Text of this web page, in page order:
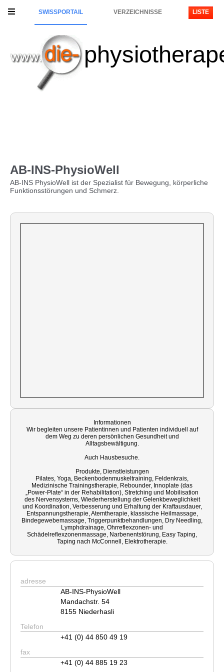
SWISSPORTAIL VERZEICHNISSE LISTE
AB-INS-PhysioWell
AB-INS PhysioWell ist der Spezialist für Bewegung, körperliche
Funktionsstörungen und Schmerz.
Informationen
Wir begleiten unsere Patientinnen und Patienten individuell auf
dem Weg zu deren persönlichen Gesundheit und
Alltagsbewältigung.
Auch Hausbesuche.
Produkte, Dienstleistungen
Pilates, Yoga, Beckenbodenmuskeltraining, Feldenkrais,
Medizinische Trainingstherapie, Rebounder, Innoplate (das
„Power-Plate“ in der Rehabilitation), Stretching und Mobilisation
des Nervensystems, Wiederherstellung der Gelenkbeweglichkeit
und Koordination, Verbesserung und Erhaltung der Kraftausdauer,
Entspannungstherapie, Atemtherapie, klassische Heilmassage,
Bindegewebemassage, Triggerpunktbehandlungen, Dry Needling,
Lymphdrainage, Ohrreflexzonen- und
Schädelreflexzonenmassage, Narbenentstörung, Easy Taping,
Taping nach McConnell, Elektrotherapie.
adresse
AB-INS-PhysioWell
Mandachstr. 54
8155 Niederhasli
Telefon
+41 (0) 44 850 49 19
fax
+41 (0) 44 885 19 23